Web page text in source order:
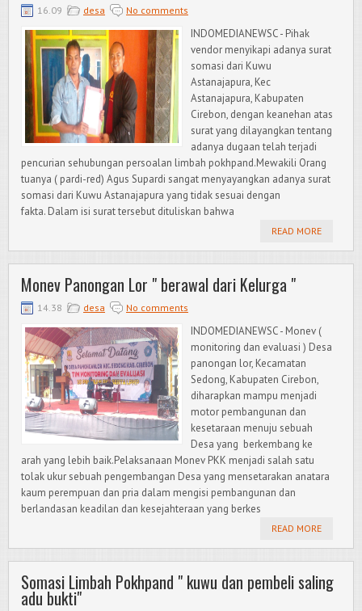
16.09 desa No comments
INDOMEDIANEWSC - Pihak
vendor menyikapi adanya surat
somasi dari Kuwu
Astanajapura, Kec
Astanajapura, Kabupaten
Cirebon, dengan keanehan atas
surat yang dilayangkan tentang
adanya dugaan telah terjadi
pencurian sehubungan persoalan limbah pokhpand.Mewakili Orang
tuanya ( pardi-red) Agus Supardi sangat menyayangkan adanya surat
somasi dari Kuwu Astanajapura yang tidak sesuai dengan
fakta. Dalam isi surat tersebut dituliskan bahwa
READ MORE
Monev Panongan Lor " berawal dari Kelurga "
14.38 desa No comments
INDOMEDIANEWSC - Monev (
monitoring dan evaluasi ) Desa
panongan lor, Kecamatan
Sedong, Kabupaten Cirebon,
diharapkan mampu menjadi
motor pembangunan dan
kesetaraan menuju sebuah
Desa yang berkembang ke
arah yang lebih baik.Pelaksanaan Monev PKK menjadi salah satu
tolak ukur sebuah pengembangan Desa yang mensetarakan anatara
kaum perempuan dan pria dalam mengisi pembangunan dan
berlandasan keadilan dan kesejahteraan yang berkes
READ MORE
Somasi Limbah Pokhpand " kuwu dan pembeli saling
adu bukti"